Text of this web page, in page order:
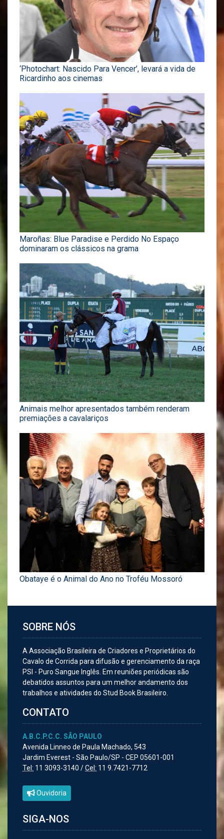
‘Photochart: Nascido Para Vencer’, levará a vida de
Ricardinho aos cinemas
Maroñas: Blue Paradise e Perdido No Espaço
dominaram os clássicos na grama
Animais melhor apresentados também renderam
premiações a cavalariços
Obataye é o Animal do Ano no Troféu Mossoró
SOBRE NÓS
A Associação Brasileira de Criadores e Proprietários do
Cavalo de Corrida para difusão e gerenciamento da raça
PSI - Puro Sangue Inglês. Em reuniões periódicas são
debatidos assuntos para um melhor andamento dos
trabalhos e atividades do Stud Book Brasileiro.
CONTATO
A.B.C.P.C.C. SÃO PAULO
Avenida Linneo de Paula Machado, 543
Jardim Everest - São Paulo/SP - CEP 05601-001
Tel: 11 3093-3140 /Cel: 11 9.7421-7712
Ouvidoria
SIGA-NOS